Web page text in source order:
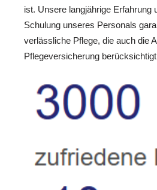
ist. Unsere langjährige Erfahrung
Schulung unseres Personals
verlässliche Pflege, die auch die
Pflegeversicherung